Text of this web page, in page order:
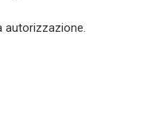
autorizzazione.